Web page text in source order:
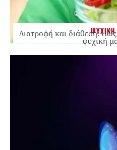
ΨΥΧΙΚΗ
Διατροφή και διάθεση:
ψυχική